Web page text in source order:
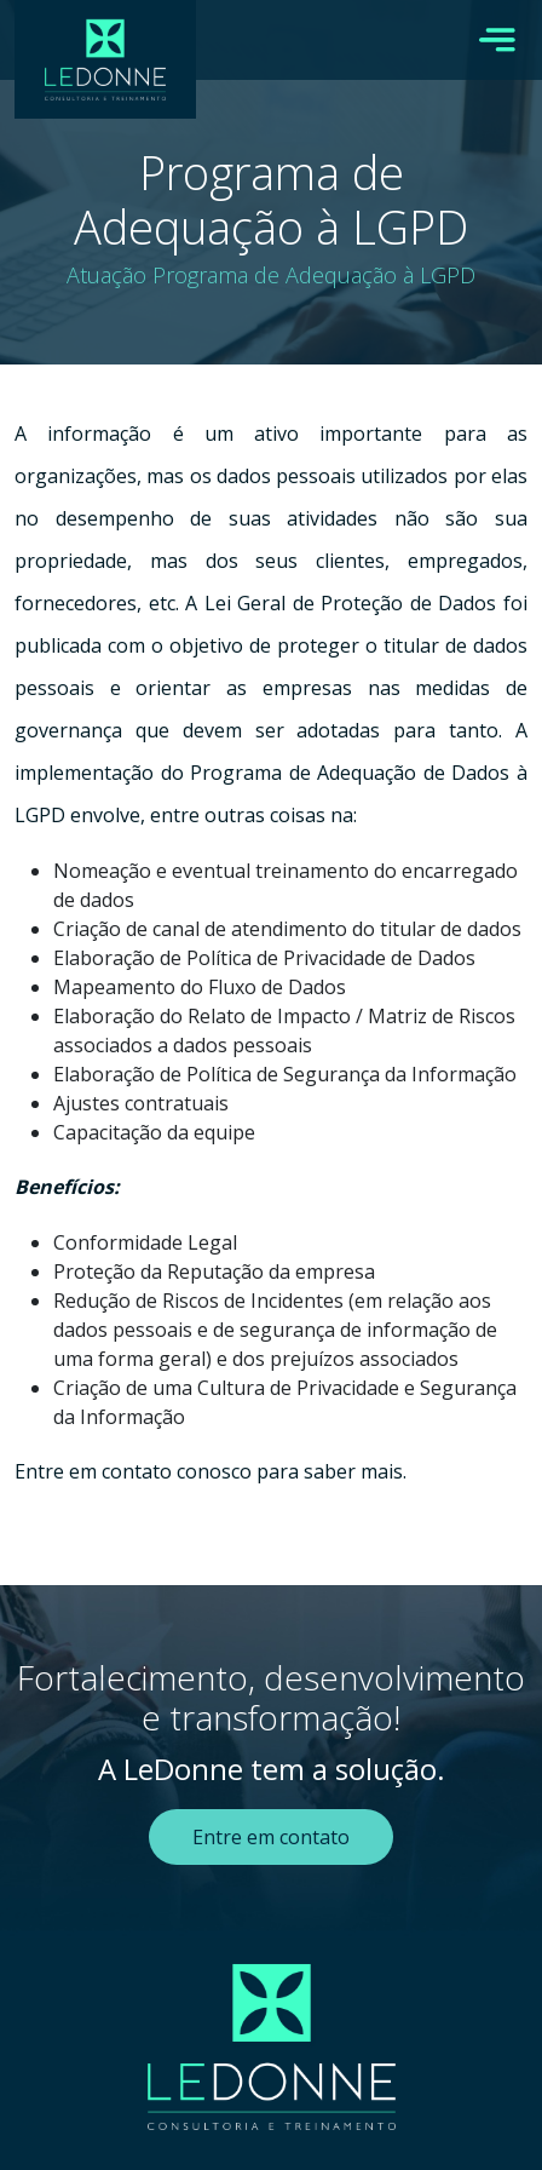
Programa de
Adequação à LGPD
Atuação Programa de Adequação à LGPD
A informação é um ativo importante para as
organizações, mas os dados pessoais utilizados por elas
no desempenho de suas atividades não são sua
propriedade, mas dos seus clientes, empregados,
fornecedores, etc. A Lei Geral de Proteção de Dados foi
publicada com o objetivo de proteger o titular de dados
pessoais e orientar as empresas nas medidas de
governança que devem ser adotadas para tanto. A
implementação do Programa de Adequação de Dados à
LGPD envolve, entre outras coisas na:
Nomeação e eventual treinamento do encarregado
de dados
Criação de canal de atendimento do titular de dados
Elaboração de Política de Privacidade de Dados
Mapeamento do Fluxo de Dados
Elaboração do Relato de Impacto / Matriz de Riscos
associados a dados pessoais
Elaboração de Política de Segurança da Informação
Ajustes contratuais
Capacitação da equipe
Benefícios:
Conformidade Legal
Proteção da Reputação da empresa
Redução de Riscos de Incidentes (em relação aos
dados pessoais e de segurança de informação de
uma forma geral) e dos prejuízos associados
Criação de uma Cultura de Privacidade e Segurança
da Informação
Entre em contato conosco para saber mais.
Fortalecimento, desenvolvimento
e transformação!
A LeDonne tem a solução.
Entre em contato